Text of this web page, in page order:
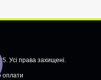
Усі права захищені.
оплати